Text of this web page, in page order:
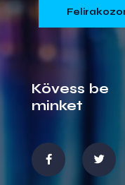
Kövess be
minket